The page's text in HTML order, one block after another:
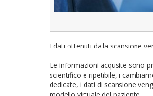
I dati ottenuti dalla scansione
Le informazioni acqusite sono
scientifico e ripetibile, i
dedicate, i dati di scansione